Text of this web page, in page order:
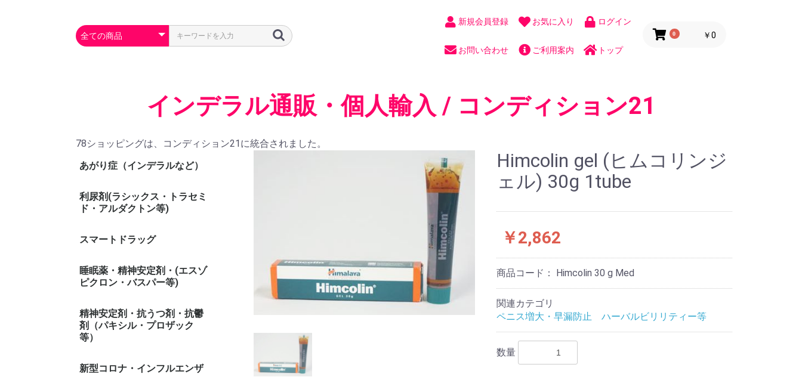
新規会員登録 お気に入り ログイン
お問い合わせ ご利用案内 トップ
0 ￥0
インデラル通販・個人輸入 / コンディション21
78ショッピングは、コンディション21に統合されました。
あがり症（インデラルなど）
利尿剤(ラシックス・トラセミ
ド・アルダクトン等)
スマートドラッグ
睡眠薬・精神安定剤・(エスゾ
ピクロン・バスパー等)
精神安定剤・抗うつ剤・抗鬱
剤（パキシル・プロザック
等）
新型コロナ・インフルエンザ
Himcolin gel (ヒムコリンジ
ェル) 30g 1tube
￥2,862
商品コード： Himcolin 30 g Med
関連カテゴリ
ペニス増大・早漏防止 ハーバルビリリティー等
数量